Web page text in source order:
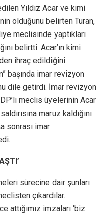
Yıldız Acar ve kimi
olduğunu belirten Turan,
meclisinde yaptıkları
belirtti. Acar’ın kimi
ihraç edildiğini
başında imar revizyon
dile getirdi. İmar revizyon
meclis üyelerinin Acar
maruz kaldığını
sonrası imar
sürecine dair şunları
çıkardılar.
attığımız imzaları ‘biz